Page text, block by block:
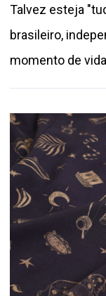
Talvez esteja
brasileiro,
momento de